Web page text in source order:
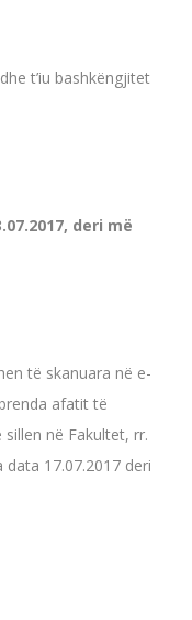
t’iu bashkëngjitet
deri më
të skanuara në e-
afatit të
në Fakultet, rr.
data 17.07.2017 deri